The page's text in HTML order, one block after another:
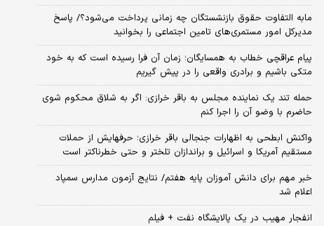
مابه التفاوت حقوق بازنشستگان چه زمانی پرداخت می‌شود؟/ پاسخ
مدیرکل امور مستمری‌های تامین اجتماعی را بخوانید
پیام عراقچی خطاب به همسایگان؛ زمان آن فرا رسیده است که به خود
متکی باشیم و برادری واقعی را در پیش گیریم
حمله تند یک نماینده مجلس به باقر خرازی: اگر به شلاق محکوم شوی
حاضرم با وضو آن را اجرا کنم
واکنش ابطحی به اظهارات جنجالی باقر خرازی؛ حرفهایش از حملات
مستقیم آمریکا و اسرائیل و براندازان تلختر و حتی خطرناکتر است
خبر مهم برای دانش آموزان پایه هفتم/ نتایج آزمون مدارس سمپاد
اعلام شد
انفجار مهیب در یک پالایشگاه نفت + فیلم